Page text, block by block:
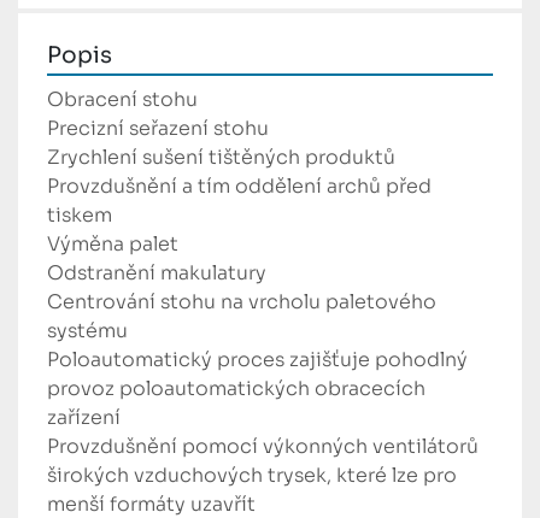
Popis
Obracení stohu
Precizní seřazení stohu
Zrychlení sušení tištěných produktů
Provzdušnění a tím oddělení archů před
tiskem
Výměna palet
Odstranění makulatury
Centrování stohu na vrcholu paletového
systému
Poloautomatický proces zajišťuje pohodlný
provoz poloautomatických obracecích
zařízení
Provzdušnění pomocí výkonných ventilátorů
širokých vzduchových trysek, které lze pro
menší formáty uzavřít